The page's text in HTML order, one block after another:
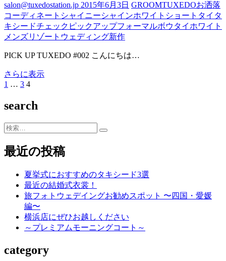
salon@tuxedostation.jp 2015年6月3日 GROOMTUXEDOお洒落
コーディネート シャイニーシャインホワイト ショート タイ タ
キシードチェック ピックアップフォーマルボウタイ ホワイト
メンズリゾートウェディング新作
PICK UP TUXEDO #002 こんにちは…
さらに表示PICK
投
稿
の
ペ
ー
前
ペ
ジ
固
ペ
ジ
1 … 固
ペ
3 固
ペ
4
search
検
最近の投稿
夏挙式におすすめのタキシード3選
最近の結婚式衣裳！
旅フォトウェデイングお勧めスポット 〜四国・愛媛
編〜
横浜店にぜひお越しください
～プレミアムモーニングコート～
category